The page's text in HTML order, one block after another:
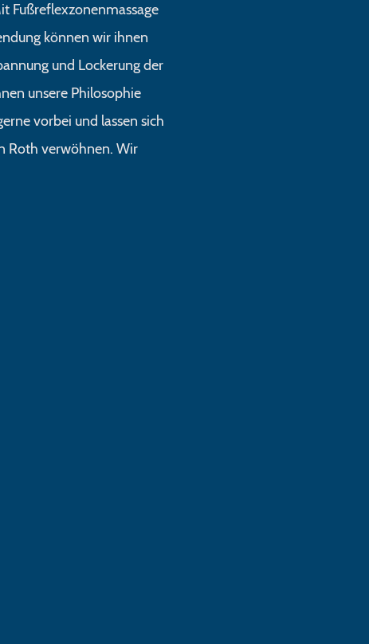
Fußreflexzonenmassage
können wir ihnen
und Lockerung der
unsere Philosophie
vorbei und lassen sich
Roth verwöhnen. Wir